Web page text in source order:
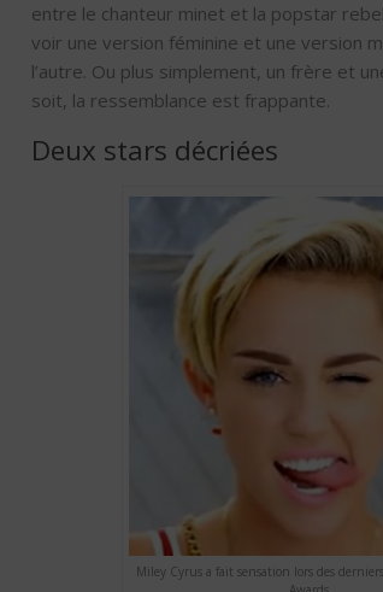
entre le chanteur minet et la popstar
voir une version féminine et une version
l’autre. Ou plus simplement, un frère et
soit, la ressemblance est frappante.
Deux stars décriées
Miley Cyrus a fait sensation lors des